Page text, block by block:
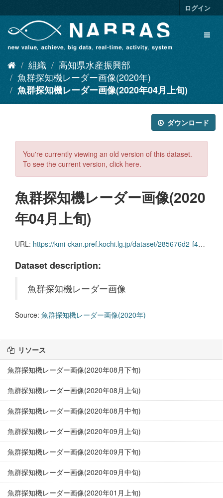
キ
ログイン
組織
高知県水産振興部
魚群探知機レーダー画像(2020年)
魚群探知機レーダー画像(2020年04月上旬)
ダウンロード
You're currently viewing an old version of this dataset.
To see the current version, click here.
魚群探知機レーダー画像(2020
年04月上旬)
URL: https://kmi-ckan.pref.kochi.lg.jp/dataset/285676d2-f4c1-41d1-96ed-99d6747533d5/resource/3f9b03fb-57ed-4ee5-a8bd-704993f7169a/download/gyoguntanchikireedaagazou2020nen04-joujun.zip
Dataset description:
魚群探知機レーダー画像
Source: 魚群探知機レーダー画像(2020年)
リソース
魚群探知機レーダー画像(2020年08月下旬)
魚群探知機レーダー画像(2020年08月上旬)
魚群探知機レーダー画像(2020年08月中旬)
魚群探知機レーダー画像(2020年09月上旬)
魚群探知機レーダー画像(2020年09月下旬)
魚群探知機レーダー画像(2020年09月中旬)
魚群探知機レーダー画像(2020年01月上旬)